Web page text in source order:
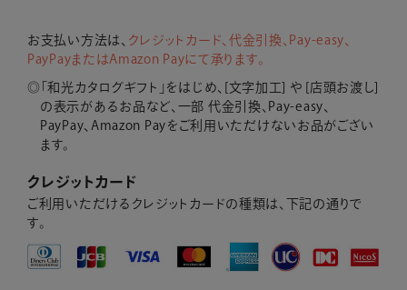
お支払い方法は、 クレジットカード、代金引換、Pay-easy、
PayPayまたはAmazon Payにて承ります。
「和光カタログギフト」をはじめ、[文字加工] や [店頭お渡し]
の表示があるお品など、 一部 代金引換、Pay-easy、
PayPay、Amazon Payをご利用いただけないお品がござい
ます。
クレジットカード
ご利用いただけるクレジットカードの種類は、下記の通りで
す。